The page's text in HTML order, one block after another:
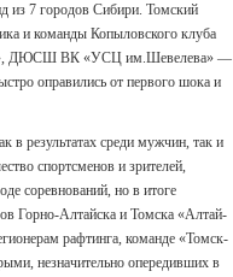
из 7 городов Сибири. Томский
и команды Копыловского клуба
ДЮСШ ВК «УСЦ им.Шевелева» —
оправились от первого шока и
в результатах среди мужчин, так и
спортсменов и зрителей,
соревнований, но в итоге
Горно-Алтайска и Томска «Алтай-
рафтинга, команде «Томск-
незначительно опередивших в